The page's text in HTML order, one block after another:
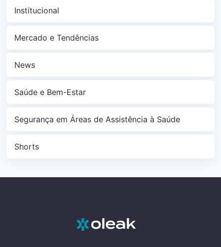
Institucional
Mercado e Tendências
News
Saúde e Bem-Estar
Segurança em Áreas de Assistência à Saúde
Shorts